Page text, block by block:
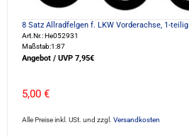
8 Satz Allradfelgen f. LKW Vorderachse, 1-teilig
Art.Nr.: He052931
Maßstab:1:87
Angebot / UVP 7,95€
5,00 €
Alle Preise inkl. USt. und zzgl. Versandkosten